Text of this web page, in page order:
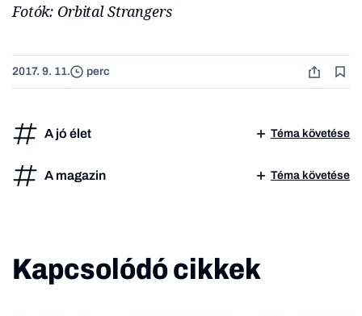
Fotók: Orbital Strangers
2017. 9. 11. perc
A jó élet Téma követése
A magazin Téma követése
Kapcsolódó cikkek